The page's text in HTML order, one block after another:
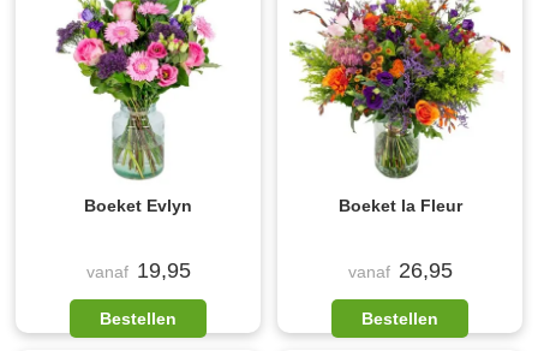
Boeket Evlyn
vanaf 19,95
Bestellen
Boeket la Fleur
vanaf 26,95
Bestellen